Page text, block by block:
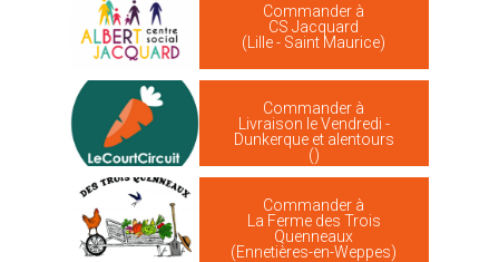
Commander à
CS Jacquard
(Lille - Saint Maurice)
Commander à
Livraison le Vendredi -
Dunkerque et alentours
()
Commander à
La Ferme des Trois
Quenneaux
(Ennetières-en-Weppes)